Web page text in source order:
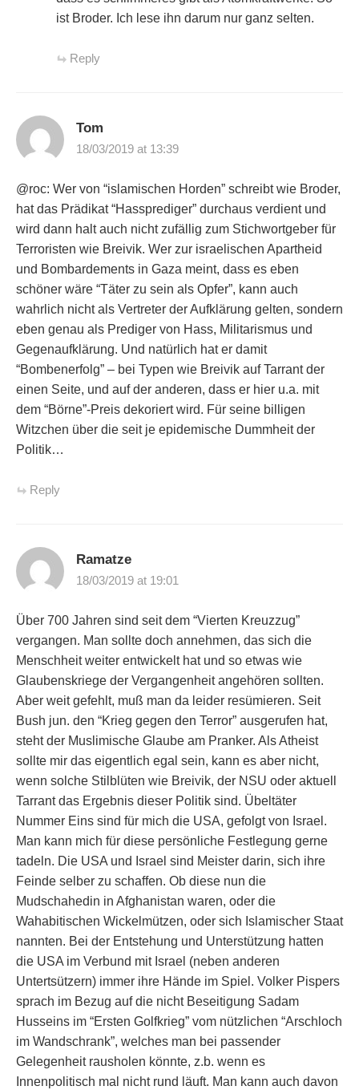
ist Broder. Ich lese ihn darum nur ganz selten.
Reply
Tom
18/03/2019 at 13:39
@roc: Wer von “islamischen Horden” schreibt wie Broder,
hat das Prädikat “Hassprediger” durchaus verdient und
wird dann halt auch nicht zufällig zum Stichwortgeber für
Terroristen wie Breivik. Wer zur israelischen Apartheid
und Bombardements in Gaza meint, dass es eben
schöner wäre “Täter zu sein als Opfer”, kann auch
wahrlich nicht als Vertreter der Aufklärung gelten, sondern
eben genau als Prediger von Hass, Militarismus und
Gegenaufklärung. Und natürlich hat er damit
“Bombenerfolg” – bei Typen wie Breivik auf Tarrant der
einen Seite, und auf der anderen, dass er hier u.a. mit
dem “Börne”-Preis dekoriert wird. Für seine billigen
Witzchen über die seit je epidemische Dummheit der
Politik…
Reply
Ramatze
18/03/2019 at 19:01
Über 700 Jahren sind seit dem “Vierten Kreuzzug”
vergangen. Man sollte doch annehmen, das sich die
Menschheit weiter entwickelt hat und so etwas wie
Glaubenskriege der Vergangenheit angehören sollten.
Aber weit gefehlt, muß man da leider resümieren. Seit
Bush jun. den “Krieg gegen den Terror” ausgerufen hat,
steht der Muslimische Glaube am Pranker. Als Atheist
sollte mir das eigentlich egal sein, kann es aber nicht,
wenn solche Stilblüten wie Breivik, der NSU oder aktuell
Tarrant das Ergebnis dieser Politik sind. Übeltäter
Nummer Eins sind für mich die USA, gefolgt von Israel.
Man kann mich für diese persönliche Festlegung gerne
tadeln. Die USA und Israel sind Meister darin, sich ihre
Feinde selber zu schaffen. Ob diese nun die
Mudschahedin in Afghanistan waren, oder die
Wahabitischen Wickelmützen, oder sich Islamischer Staat
nannten. Bei der Entstehung und Unterstützung hatten
die USA im Verbund mit Israel (neben anderen
Untertsützern) immer ihre Hände im Spiel. Volker Pispers
sprach im Bezug auf die nicht Beseitigung Sadam
Husseins im “Ersten Golfkrieg” vom nützlichen “Arschloch
im Wandschrank”, welches man bei passender
Gelegenheit rausholen könnte, z.b. wenn es
Innenpolitisch mal nicht rund läuft. Man kann auch davon